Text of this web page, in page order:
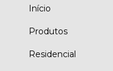
Início
Produtos
Residencial